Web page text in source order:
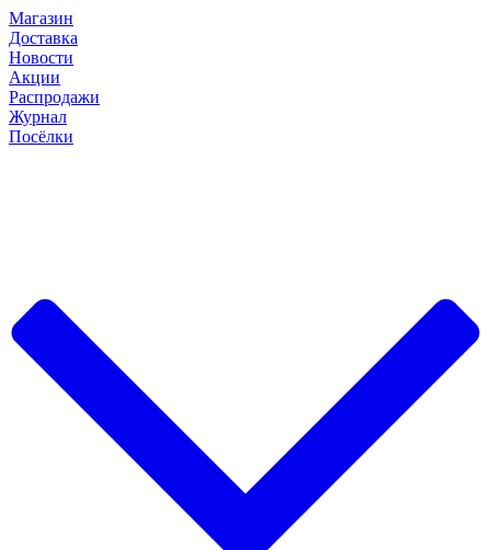
Магазин
Доставка
Новости
Акции
Распродажи
Журнал
Посёлки